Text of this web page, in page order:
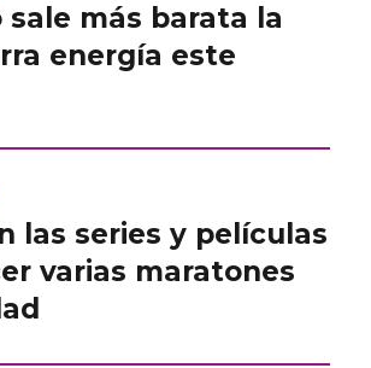
sale más barata la
energía este
las series y películas
varias maratones